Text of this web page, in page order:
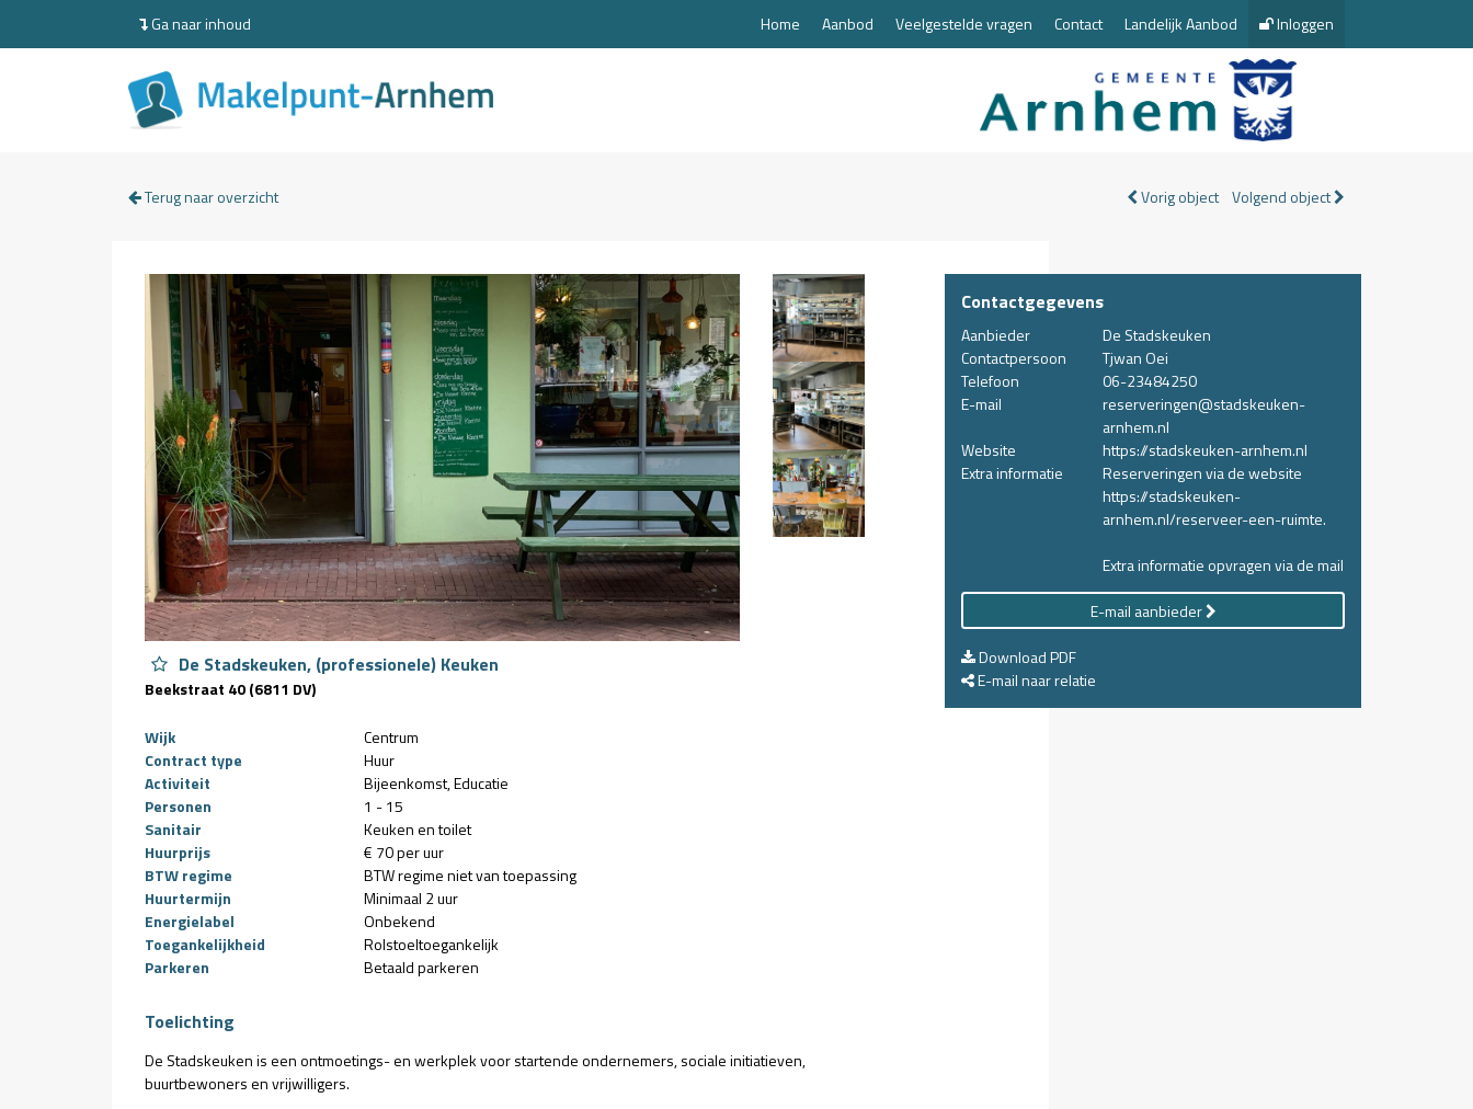
Ga naar inhoud Home Aanbod Veelgestelde vragen Contact Landelijk Aanbod Inloggen
Terug naar overzicht Vorig object Volgend object
De Stadskeuken, (professionele) Keuken
Beekstraat 40 (6811 DV)
Wijk
Centrum
Contract type
Huur
Activiteit
Bijeenkomst Educatie
Personen
1 - 15
Sanitair
Keuken en toilet
Huurprijs
€ 70 per uur
BTW regime
BTW regime niet van toepassing
Huurtermijn
Minimaal 2 uur
Energielabel
Onbekend
Toegankelijkheid
Rolstoeltoegankelijk
Parkeren
Betaald parkeren
Toelichting
De Stadskeuken is een ontmoetings- en werkplek voor startende ondernemers, sociale initiatieven,
buurtbewoners en vrijwilligers.
Contactgegevens
Aanbieder
De Stadskeuken
Contactpersoon
Tjwan Oei
Telefoon
06-23484250
E-mail
reserveringen@stadskeuken-
arnhem.nl
Website
https://stadskeuken-arnhem.nl
Extra informatie
Reserveringen via de website
https://stadskeuken-
arnhem.nl/reserveer-een-ruimte.
Extra informatie opvragen via de mail
E-mail aanbieder
Download PDF
E-mail naar relatie